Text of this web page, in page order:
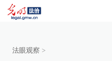
法眼观察 >